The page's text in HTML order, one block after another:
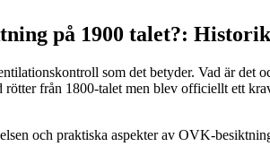
på 1900 talet?:
som det betyder. Vad är det
från 1800-talet men blev officiellt ett
och praktiska aspekter av OVK-